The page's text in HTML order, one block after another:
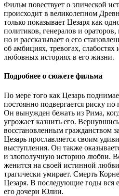
Фильм повествует о эпической
происходит в великолепном
только показывает Цезаря как
политиков, генералов и
но и рассказывает о его
об амбициях, тревогах, слабостях
любовных историях в его жизни.
Подробнее о сюжете фильма
По мере того как Цезарь
постоянно подвергается риску
Он вынужден бежать из Рима,
угрожает казнить его.
восстановленным гражданством
Цезарь прославляется своим
выступления. Он также
и злополучную историю любви.
женится на своей истинной
трагически умирает. Смерть
Цезаря. В последующие годы вся
его дочери Юлии.